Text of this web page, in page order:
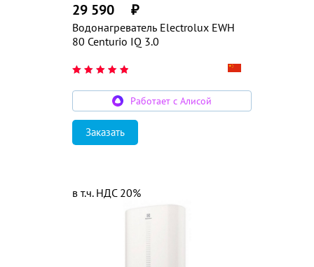
Водонагреватель Electrolux EWH
80 Centurio IQ 3.0
29 590 ₽
Работает с Алисой
Заказать
в т.ч. НДС 20%